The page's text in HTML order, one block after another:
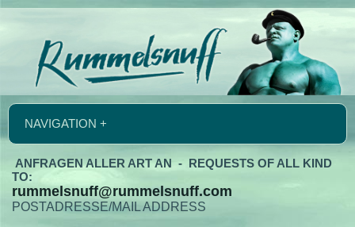
NAVIGATION +
ANFRAGEN ALLER ART AN - REQUESTS OF ALL KIND
TO:
rummelsnuff@rummelsnuff.com
POSTADRESSE/MAIL ADDRESS